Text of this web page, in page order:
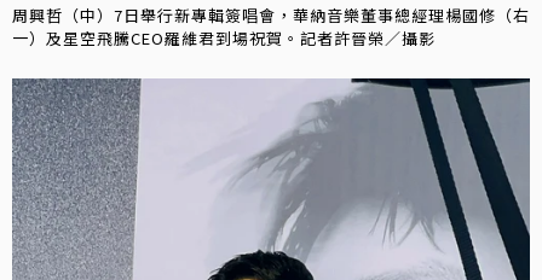
周興哲（中）7日舉行新專輯簽唱會，華納音樂董事總經理楊國修（右
一）及星空飛騰CEO羅維君到場祝賀。記者許晉榮／攝影